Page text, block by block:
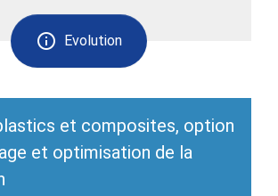
Evolution
et composites, option
et optimisation de la